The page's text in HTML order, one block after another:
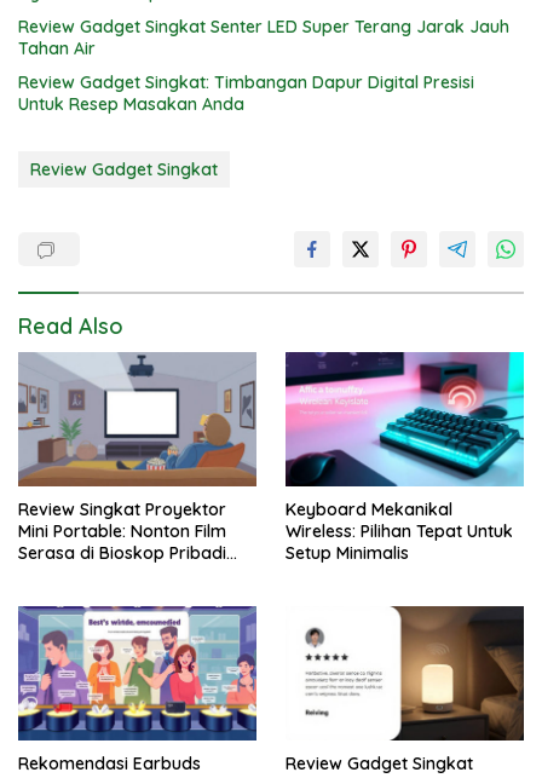
Review Gadget Singkat Senter LED Super Terang Jarak Jauh
Tahan Air
Review Gadget Singkat: Timbangan Dapur Digital Presisi
Untuk Resep Masakan Anda
Review Gadget Singkat
Read Also
Review Singkat Proyektor
Mini Portable: Nonton Film
Serasa di Bioskop Pribadi
Keyboard Mekanikal
Wireless: Pilihan Tepat Untuk
Setup Minimalis
Rekomendasi Earbuds
Review Gadget Singkat